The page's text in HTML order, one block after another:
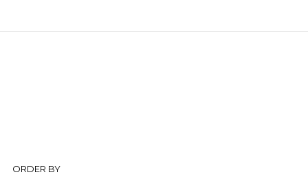
ORDER BY